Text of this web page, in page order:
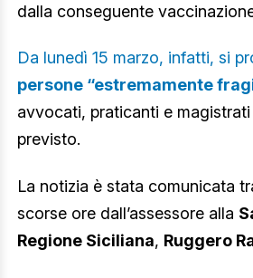
dalla conseguente
Da lunedì 15 marzo, infatti, si
persone “estremamente
avvocati, praticanti e
previsto.
La notizia è stata comunicata
scorse ore dall’assessore alla
Regione Siciliana, Ruggero